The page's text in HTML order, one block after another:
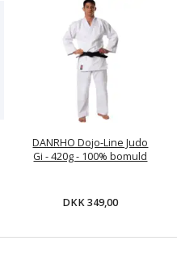
DANRHO Dojo-Line Judo
Gi - 420g - 100% bomuld
DKK 349,00